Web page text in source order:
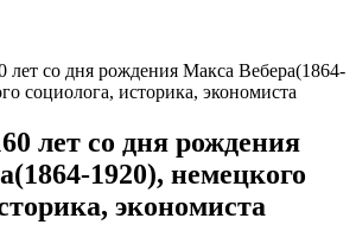
лет со дня рождения Макса Вебера(1864-
социолога, историка, экономиста
лет со дня рождения
1920), немецкого
экономиста